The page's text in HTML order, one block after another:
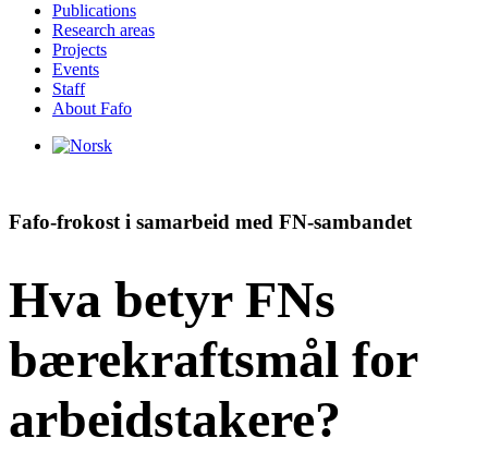
Publications
Research areas
Projects
Events
Staff
About Fafo
Fafo-frokost i samarbeid med FN-sambandet
Hva betyr FNs
bærekraftsmål for
arbeidstakere?